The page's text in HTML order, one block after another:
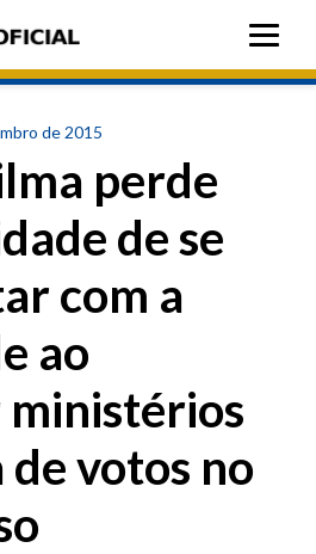
de 2015
perde
de se
com a
ao
ministérios
votos no